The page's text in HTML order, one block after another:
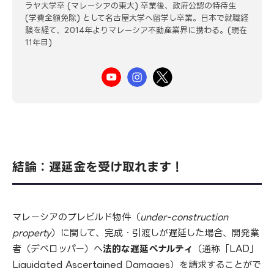
ラヤ大学卒 (マレーシアの東大) 卒業後、政府公認の特待生
(学費全額免除) として名古屋大学へ留学し卒業。日本で就職経
験を経て、2014年よりマレーシア不動産業界に携わる。(現在
11年目)
結論：遅延金を受け取れます！
マレーシアのプレビルド物件（under-construction
property）に関して、完成・引渡しが遅延した場合、開発業
者（デベロッパー）へ法的な遅延ペナルティ
（通称「LAD」
Liquidated Ascertained Damages）を請求することがで